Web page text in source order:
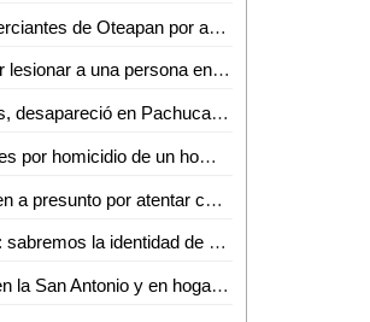
Denuncian acoso a comerciantes de Oteapan por autoridades de Chinameca
PDI detiene a hombre por lesionar a una persona en Tancanhuitz
Lorena Tepox, de 13 años, desapareció en Pachuca el 25 de octubre
PDI realiza investigaciones por homicidio de un hombre y dos lesionados en Juan Pablo SLP
Policías estatales detienen a presunto por atentar contra la seguridad de tránsito
Jalapeño, Quetzal y Lele: sabremos la identidad de uno de ellos en ´Quién es la máscara´
Indaga FGE homicidios en la San Antonio y en hogares ferrocarrileros de SGS